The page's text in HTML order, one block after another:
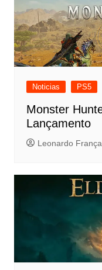
Noticias PS5
Monster
Lançamento
Leonardo França